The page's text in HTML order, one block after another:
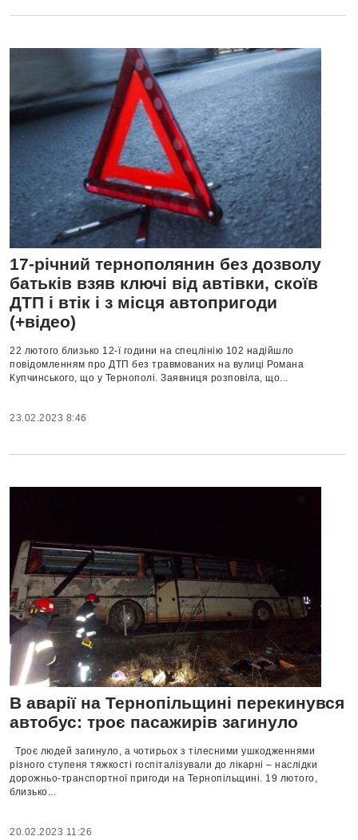
17-річний тернополянин без дозволу
батьків взяв ключі від автівки, скоїв
ДТП і втік і з місця автопригоди
(+відео)
22 лютого близько 12-ї години на спецлінію 102 надійшло
повідомленням про ДТП без травмованих на вулиці Романа
Купчинського, що у Тернополі. Заявниця розповіла, що...
23.02.2023 8:46
В аварії на Тернопільщині перекинувся
автобус: троє пасажирів загинуло
Троє людей загинуло, а чотирьох з тілесними ушкодженнями
різного ступеня тяжкості госпіталізували до лікарні – наслідки
дорожньо-транспортної пригоди на Тернопільщині. 19 лютого,
близько...
20.02.2023 11:26